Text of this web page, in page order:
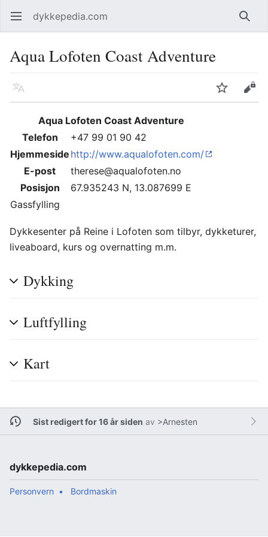
Åpne hovedmenyen dykkepedia.com Søk
Aqua Lofoten Coast Adventure
Språk Overvåk Rediger
Aqua Lofoten Coast Adventure
Telefon
+47 99 01 90 42
Hjemmeside http://www.aqualofoten.com/
E-post
therese@aqualofoten.no
Posisjon
67.935243 N, 13.087699 E
Gassfylling
Dykkesenter på Reine i Lofoten som tilbyr, dykketurer,
liveaboard, kurs og overnatting m.m.
Dykking
Luftfylling
Kart
Sist redigert for 16 år siden av >Arnesten
dykkepedia.com
Personvern Bordmaskin